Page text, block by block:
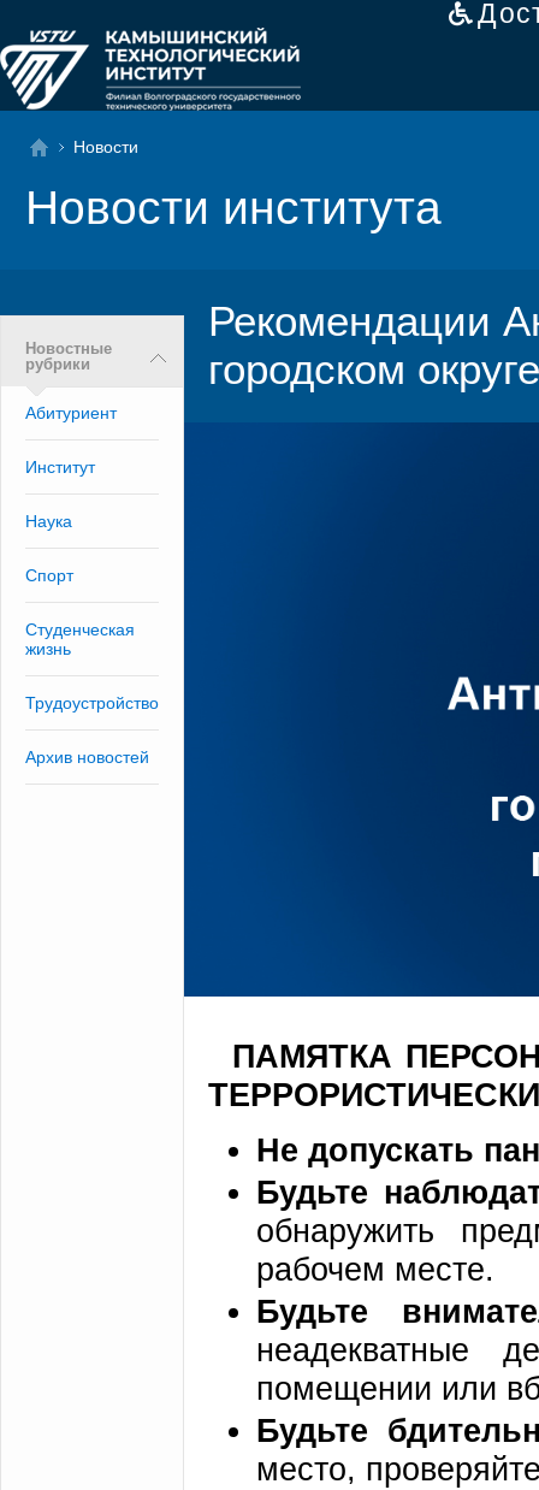
Новости
Новости института
Новостные
рубрики
Абитуриент
Институт
Наука
Спорт
Студенческая
жизнь
Трудоустройство
Архив новостей
Рекомендации
городском
ПАМЯТКА
Не допускать
Будьте
обнаружить
рабочем месте.
Будьте
неадекватные
помещении или
Будьте
место,